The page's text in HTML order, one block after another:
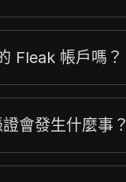
Fleak 帳戶嗎？
會發生什麼事？